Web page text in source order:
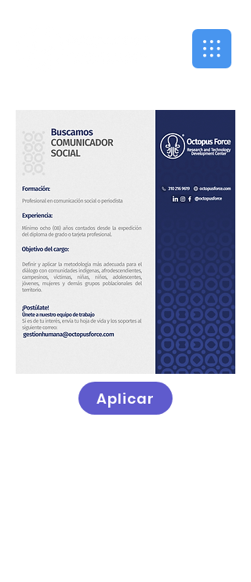
Aplicar